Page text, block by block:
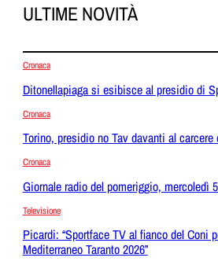
ULTIME NOVITÀ
Cronaca
Ditonellapiaga si esibisce al presidio di
Cronaca
Torino, presidio no Tav davanti al carcere
Cronaca
Giornale radio del pomeriggio, mercoledì
Televisione
Picardi: “Sportface TV al fianco del Coni
Mediterraneo Taranto 2026”